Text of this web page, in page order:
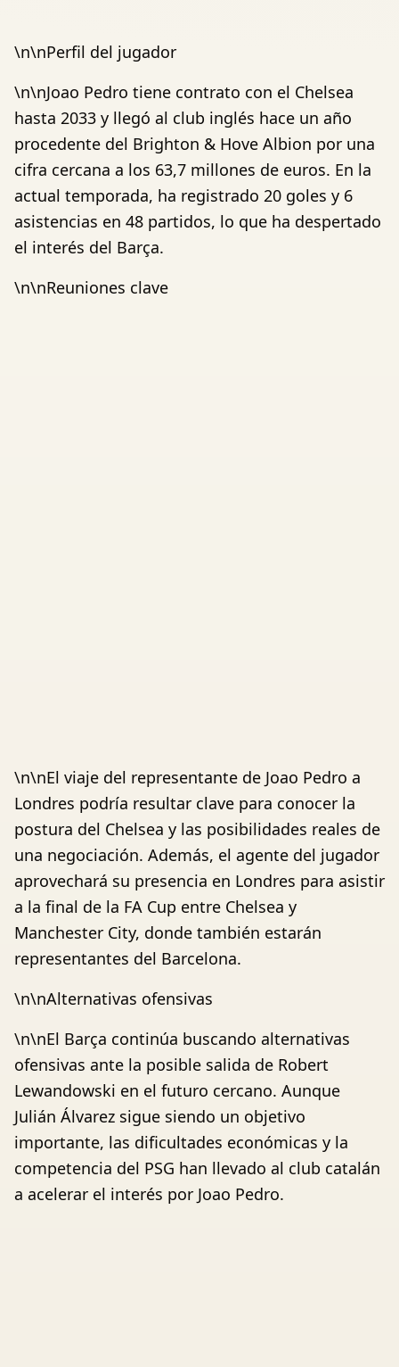
\n\nPerfil del jugador
\n\nJoao Pedro tiene contrato con el Chelsea
hasta 2033 y llegó al club inglés hace un año
procedente del Brighton & Hove Albion por una
cifra cercana a los 63,7 millones de euros. En la
actual temporada, ha registrado 20 goles y 6
asistencias en 48 partidos, lo que ha despertado
el interés del Barça.
\n\nReuniones clave
\n\nEl viaje del representante de Joao Pedro a
Londres podría resultar clave para conocer la
postura del Chelsea y las posibilidades reales de
una negociación. Además, el agente del jugador
aprovechará su presencia en Londres para asistir
a la final de la FA Cup entre Chelsea y
Manchester City, donde también estarán
representantes del Barcelona.
\n\nAlternativas ofensivas
\n\nEl Barça continúa buscando alternativas
ofensivas ante la posible salida de Robert
Lewandowski en el futuro cercano. Aunque
Julián Álvarez sigue siendo un objetivo
importante, las dificultades económicas y la
competencia del PSG han llevado al club catalán
a acelerar el interés por Joao Pedro.